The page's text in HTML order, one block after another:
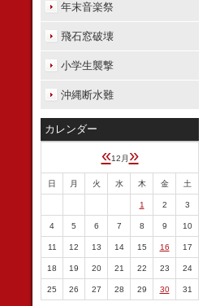
年末音楽祭
飛石窓破壊
小学生襲撃
沖縄断水難
カレンダー
«12月 »
日 月 火 水 木 金 土
1 2 3
4 5 6 7 8 9 10
11 12 13 14 15 16 17
18 19 20 21 22 23 24
25 26 27 28 29 30 31